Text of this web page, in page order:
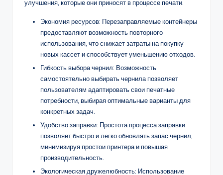
улучшения, которые они приносят в процессе печати.
Экономия ресурсов: Перезаправляемые контейнеры
предоставляют возможность повторного
использования, что снижает затраты на покупку
новых кассет и способствует уменьшению отходов.
Гибкость выбора чернил: Возможность
самостоятельно выбирать чернила позволяет
пользователям адаптировать свои печатные
потребности, выбирая оптимальные варианты для
конкретных задач.
Удобство заправки: Простота процесса заправки
позволяет быстро и легко обновлять запас чернил,
минимизируя простои принтера и повышая
производительность.
Экологическая дружелюбность: Использование